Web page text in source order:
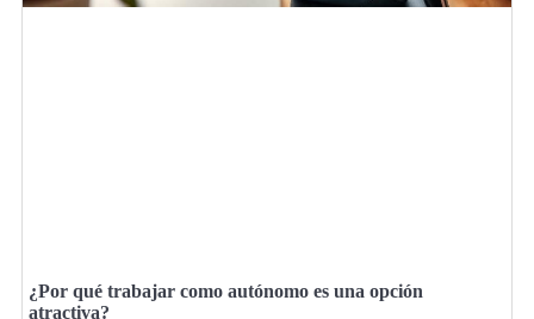
¿Por qué trabajar como autónomo es una opción
atractiva?